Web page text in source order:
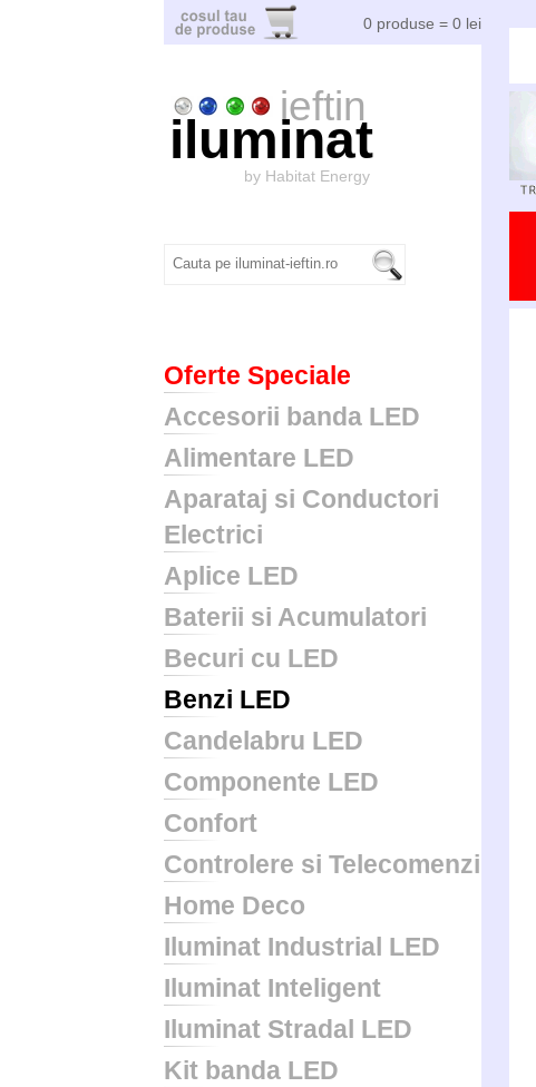
0 produse = 0 lei
ieftin
iluminat
by Habitat Energy
Oferte Speciale
Accesorii banda LED
Alimentare LED
Aparataj si Conductori
Electrici
Aplice LED
Baterii si Acumulatori
Becuri cu LED
Benzi LED
Candelabru LED
Componente LED
Confort
Controlere si Telecomenzi
Home Deco
Iluminat Industrial LED
Iluminat Inteligent
Iluminat Stradal LED
Kit banda LED